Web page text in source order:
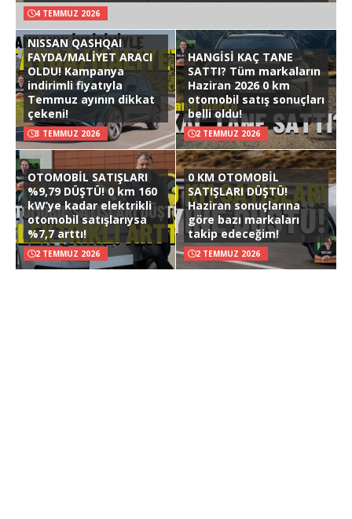
4 TEMMUZ 2026
NISSAN QASHQAI
FAYDA/MALİYET ARACI
OLDU! Kampanya
indirimli fiyatıyla
Temmuz ayının dikkat
çekeni!
3 TEMMUZ 2026
HANGİSİ KAÇ TANE
SATTI? Tüm markaların
Haziran 2026 0 km
otomobil satış sonuçları
belli oldu!
2 TEMMUZ 2026
OTOMOBİL SATIŞLARI
%9,79 DÜŞTÜ! 0 km 160
kW’ye kadar elektrikli
otomobil satışlarıysa
%7,7 arttı!
2 TEMMUZ 2026
0 KM OTOMOBİL
SATIŞLARI DÜŞTÜ!
Haziran sonuçlarına
göre bazı markaları
takip edeceğim!
2 TEMMUZ 2026